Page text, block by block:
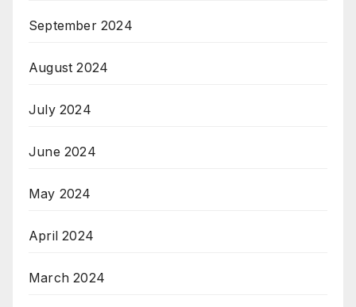
September 2024
August 2024
July 2024
June 2024
May 2024
April 2024
March 2024